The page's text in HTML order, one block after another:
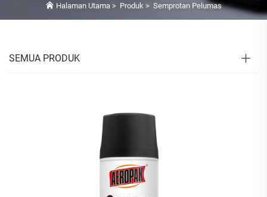
Halaman Utama > Produk > Semprotan Pelumas
SEMUA PRODUK